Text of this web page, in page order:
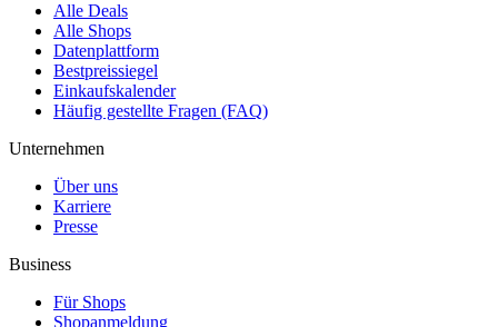
Alle Deals
Alle Shops
Datenplattform
Bestpreissiegel
Einkaufskalender
Häufig gestellte Fragen (FAQ)
Unternehmen
Über uns
Karriere
Presse
Business
Für Shops
Shopanmeldung